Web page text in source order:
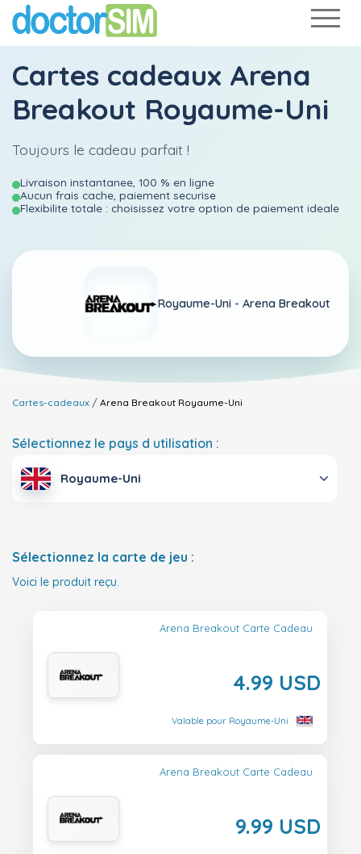
Cartes cadeaux Arena
Breakout Royaume-Uni
Toujours le cadeau parfait !
Livraison instantanee, 100 % en ligne
Aucun frais cache, paiement securise
Flexibilite totale : choisissez votre option de paiement ideale
Royaume-Uni - Arena Breakout
Cartes-cadeaux Arena Breakout Royaume-Uni
Sélectionnez le pays d utilisation :
Royaume-Uni
Sélectionnez la carte de jeu :
Voici le produit reçu.
Arena Breakout Carte Cadeau
4.99 USD
Valable pour Royaume-Uni
Arena Breakout Carte Cadeau
9.99 USD